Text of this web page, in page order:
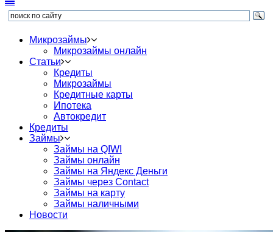
Микрозаймы
Микрозаймы онлайн
Статьи
Кредиты
Микрозаймы
Кредитные карты
Ипотека
Автокредит
Кредиты
Займы
Займы на QIWI
Займы онлайн
Займы на Яндекс Деньги
Займы через Contact
Займы на карту
Займы наличными
Новости